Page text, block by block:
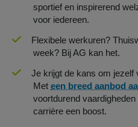
sportief en inspirerend
voor iedereen.
Flexibele werkuren?
week? Bij AG kan het.
Je krijgt de kans om jezelf
Met een breed aanbod
voortdurend
carrière een boost.